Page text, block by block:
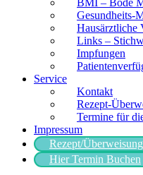
BMI – Bode
Gesundheits-
Hausärztliche
Links –
Impfungen
Service
Kontakt
Rezept-
Termine für
Impressum
Rezept/Überweisung
Hier Termin Buchen